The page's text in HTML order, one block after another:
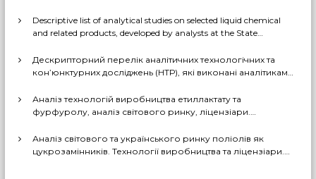
Descriptive list of analytical studies on selected liquid chemical
and related products, developed by analysts at the State
Economic Information in the Chemical Industry» in 2023-2025
(EN version)
Дескрипторний перелік аналітичних технологічних та
кон’юнктурних досліджень (НТР), які виконані аналітиками
Аналіз технологій виробництва етиллактату та
фурфуролу, аналіз світового ринку, ліцензіари.
Україні
Аналіз світового та українського ринку поліолів як
цукрозамінників. Технології виробництва та ліцензіари.